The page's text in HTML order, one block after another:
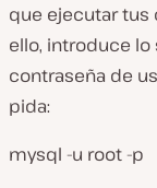
que ejecutar tus
ello, introduce
contraseña de
pida:
mysql -u root -p